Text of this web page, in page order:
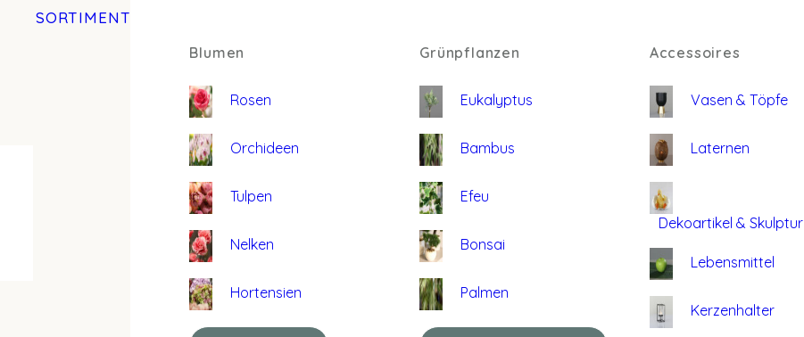
SORTIMENT
Blumen
Rosen
Orchideen
Tulpen
Nelken
Hortensien
Grünpflanzen
Eukalyptus
Bambus
Efeu
Bonsai
Palmen
Accessoires
Vasen & Töpfe
Laternen
Dekoartikel &
Lebensmittel
Kerzenhalter